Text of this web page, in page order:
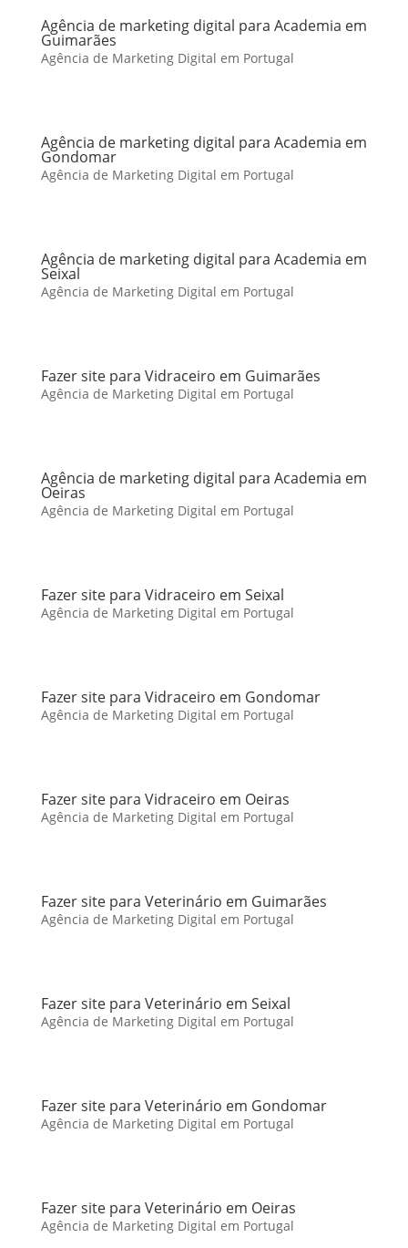
Agência de marketing digital para Academia em
Guimarães
Agência de Marketing Digital em Portugal
Agência de marketing digital para Academia em
Gondomar
Agência de Marketing Digital em Portugal
Agência de marketing digital para Academia em
Seixal
Agência de Marketing Digital em Portugal
Fazer site para Vidraceiro em Guimarães
Agência de Marketing Digital em Portugal
Agência de marketing digital para Academia em
Oeiras
Agência de Marketing Digital em Portugal
Fazer site para Vidraceiro em Seixal
Agência de Marketing Digital em Portugal
Fazer site para Vidraceiro em Gondomar
Agência de Marketing Digital em Portugal
Fazer site para Vidraceiro em Oeiras
Agência de Marketing Digital em Portugal
Fazer site para Veterinário em Guimarães
Agência de Marketing Digital em Portugal
Fazer site para Veterinário em Seixal
Agência de Marketing Digital em Portugal
Fazer site para Veterinário em Gondomar
Agência de Marketing Digital em Portugal
Fazer site para Veterinário em Oeiras
Agência de Marketing Digital em Portugal